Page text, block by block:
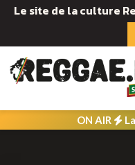
Le site de la culture
ON AIR